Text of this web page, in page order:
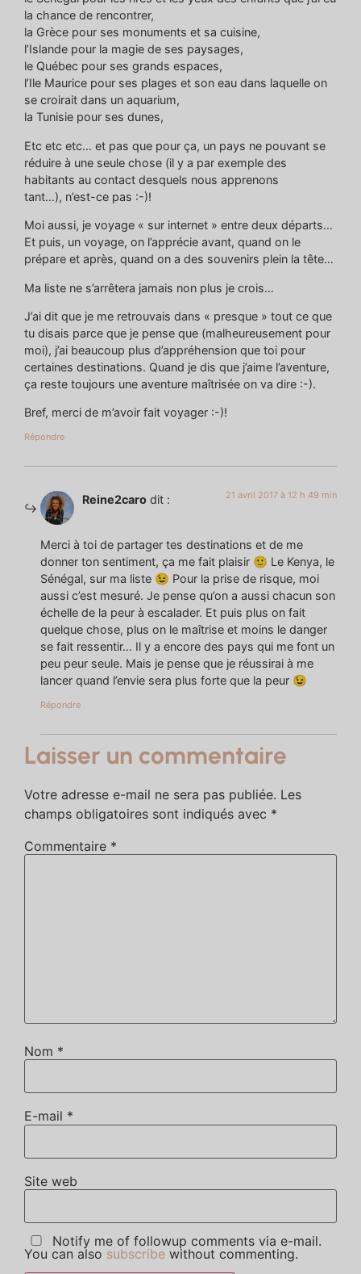
la chance de rencontrer,
la Grèce pour ses monuments et sa cuisine,
l’Islande pour la magie de ses paysages,
le Québec pour ses grands espaces,
l’Ile Maurice pour ses plages et son eau dans laquelle on
se croirait dans un aquarium,
la Tunisie pour ses dunes,
Etc etc etc… et pas que pour ça, un pays ne pouvant se
réduire à une seule chose (il y a par exemple des
habitants au contact desquels nous apprenons
tant…), n’est-ce pas :-)!
Moi aussi, je voyage « sur internet » entre deux départs…
Et puis, un voyage, on l’apprécie avant, quand on le
prépare et après, quand on a des souvenirs plein la tête…
Ma liste ne s’arrêtera jamais non plus je crois…
J’ai dit que je me retrouvais dans « presque » tout ce que
tu disais parce que je pense que (malheureusement pour
moi), j’ai beaucoup plus d’appréhension que toi pour
certaines destinations. Quand je dis que j’aime l’aventure,
ça reste toujours une aventure maîtrisée on va dire :-).
Bref, merci de m’avoir fait voyager :-)!
Répondre
Reine2caro dit : 21 avril 2017 à 12 h 49 min
Merci à toi de partager tes destinations et de me
donner ton sentiment, ça me fait plaisir 🙂 Le Kenya, le
Sénégal, sur ma liste 😉 Pour la prise de risque, moi
aussi c’est mesuré. Je pense qu’on a aussi chacun son
échelle de la peur à escalader. Et puis plus on fait
quelque chose, plus on le maîtrise et moins le danger
se fait ressentir… Il y a encore des pays qui me font un
peu peur seule. Mais je pense que je réussirai à me
lancer quand l’envie sera plus forte que la peur 😉
Répondre
Laisser un commentaire
Votre adresse e-mail ne sera pas publiée. Les
champs obligatoires sont indiqués avec *
Commentaire *
Nom *
E-mail *
Site web
Notify me of followup comments via e-mail.
You can also subscribe without commenting.